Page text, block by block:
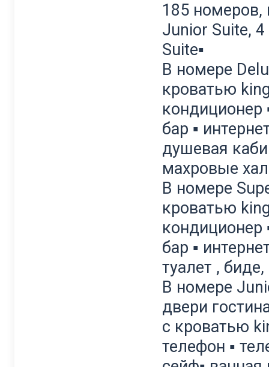
185 номеров,
Junior Suite,
Suite▪
В номере
кроватью
кондиционер
бар ▪
душевая
махровые
В номере
кроватью
кондиционер
бар ▪
туалет ,
В номере
двери
с кроватью
телефон ▪